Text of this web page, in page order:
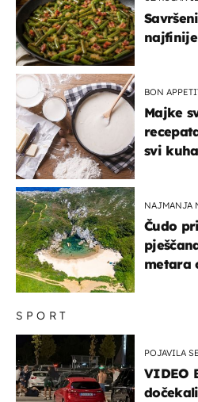
SPORT
POJAVILA
VIDEO
BON
Majke
svi
NAJMANJA
Čudo
metara